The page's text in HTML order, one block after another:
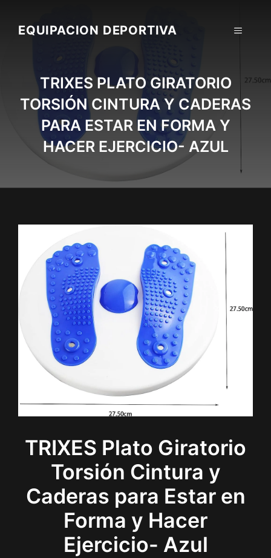
contentEQUIPACION DEPORTIVA MENU
TRIXES PLATO GIRATORIO
TORSIÓN CINTURA Y CADERAS
PARA ESTAR EN FORMA Y
HACER EJERCICIO- AZUL
TRIXES Plato Giratorio
Torsión Cintura y
Caderas para Estar en
Forma y Hacer
Ejercicio- Azul